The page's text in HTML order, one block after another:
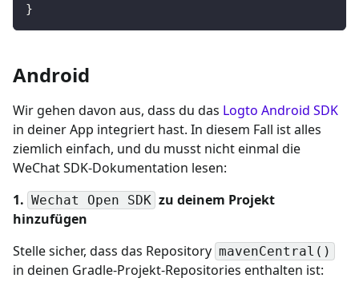
}
Android
Wir gehen davon aus, dass du das Logto Android SDK
in deiner App integriert hast. In diesem Fall ist alles
ziemlich einfach, und du musst nicht einmal die
WeChat SDK-Dokumentation lesen:
1. Wechat Open SDK zu deinem Projekt
hinzufügen
Stelle sicher, dass das Repository mavenCentral()
in deinen Gradle-Projekt-Repositories enthalten ist: